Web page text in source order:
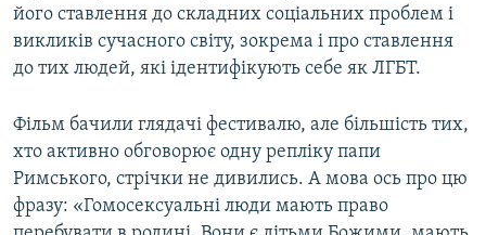
його ставлення до складних соціальних проблем і
викликів сучасного світу, зокрема і про ставлення
до тих людей, які ідентифікують себе як ЛГБТ.
Фільм бачили глядачі фестивалю, але більшість тих,
хто активно обговорює одну репліку папи
Римського, стрічки не дивились. А мова ось про цю
фразу: «Гомосексуальні люди мають право